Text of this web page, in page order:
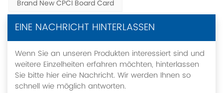
Brand New CPCI Board Card
EINE NACHRICHT HINTERLASSEN
Wenn Sie an unseren Produkten interessiert sind und
weitere Einzelheiten erfahren möchten, hinterlassen
Sie bitte hier eine Nachricht. Wir werden Ihnen so
schnell wie möglich antworten.